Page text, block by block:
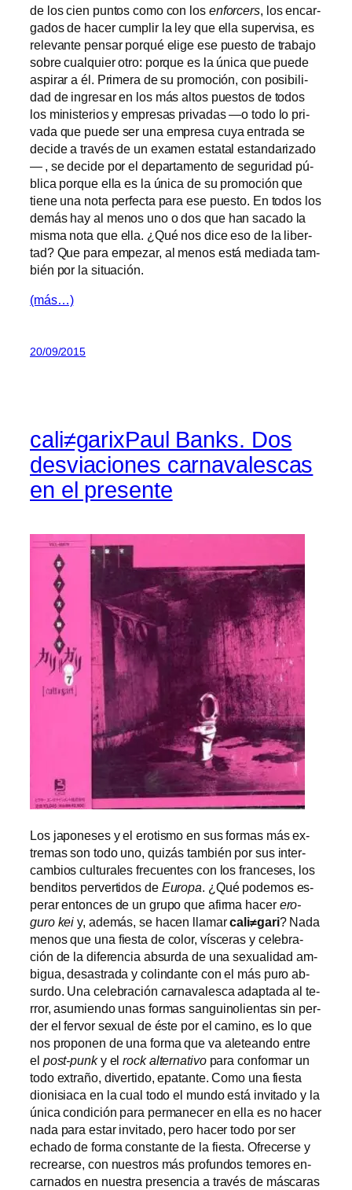
de los cien pun­tos co­mo con los en­for­cers, los en­car­
ga­dos de ha­cer cum­plir la ley que ella su­per­vi­sa, es
re­le­van­te pen­sar por­qué eli­ge ese pues­to de tra­ba­jo
so­bre cual­quier otro: por­que es la úni­ca que pue­de
as­pi­rar a él. Primera de su pro­mo­ción, con po­si­bi­li­
dad de in­gre­sar en los más al­tos pues­tos de to­dos
los mi­nis­te­rios y em­pre­sas pri­va­das —o to­do lo pri­
va­da que pue­de ser una em­pre­sa cu­ya en­tra­da se
de­ci­de a tra­vés de un examen es­ta­tal es­tan­da­ri­za­do
— , se de­ci­de por el de­par­ta­men­to de se­gu­ri­dad pú­
bli­ca por­que ella es la úni­ca de su pro­mo­ción que
tie­ne una no­ta per­fec­ta pa­ra ese pues­to. En to­dos los
de­más hay al me­nos uno o dos que han sa­ca­do la
mis­ma no­ta que ella. ¿Qué nos di­ce eso de la li­ber­
tad? Que pa­ra em­pe­zar, al me­nos es­tá me­dia­da tam­
bién por la situación.
(más…)
20/09/2015
cali≠garixPaul Banks. Dos
desviaciones carnavalescas
en el presente
Los ja­po­ne­ses y el ero­tis­mo en sus for­mas más ex­
tre­mas son to­do uno, qui­zás tam­bién por sus in­ter­
cam­bios cul­tu­ra­les fre­cuen­tes con los fran­ce­ses, los
ben­di­tos per­ver­ti­dos de Europa . ¿Qué po­de­mos es­
pe­rar en­ton­ces de un gru­po que afir­ma ha­cer ero-
guro kei y, ade­más, se ha­cen lla­marcali≠gari? Nada
me­nos que una fies­ta de co­lor, vís­ce­ras y ce­le­bra­
ción de la di­fe­ren­cia ab­sur­da de una se­xua­li­dad am­
bi­gua, de­sas­tra­da y co­lin­dan­te con el más pu­ro ab­
sur­do. Una ce­le­bra­ción car­na­va­les­ca adap­ta­da al te­
rror, asu­mien­do unas for­mas san­gui­no­lien­tas sin per­
der el fer­vor se­xual de és­te por el ca­mino, es lo que
nos pro­po­nen de una for­ma que va ale­tean­do en­tre
el post-punky elrock al­ter­na­ti­vopa­ra con­for­mar un
to­do ex­tra­ño, di­ver­ti­do, epa­tan­te. Como una fies­ta
dio­ni­sia­ca en la cual to­do el mun­do es­tá in­vi­ta­do y la
úni­ca con­di­ción pa­ra per­ma­ne­cer en ella es no ha­cer
na­da pa­ra es­tar in­vi­ta­do, pe­ro ha­cer to­do por ser
echa­do de for­ma cons­tan­te de la fies­ta. Ofrecerse y
re­crear­se, con nues­tros más pro­fun­dos te­mo­res en­
car­na­dos en nues­tra pre­sen­cia a tra­vés de más­ca­ras